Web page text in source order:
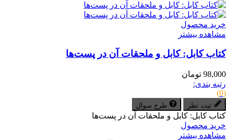
خرید محصول
مشاهده بیشتر
کتاب کابل: کابل و ملحقات آن در پست‌ها
98,000 تومان
رتبه بندی:
(0)
ثبت نظر طرح سوال
کتاب کابل: کابل و ملحقات آن در پست‌ها
خرید محصول
مشاهده بیشتر